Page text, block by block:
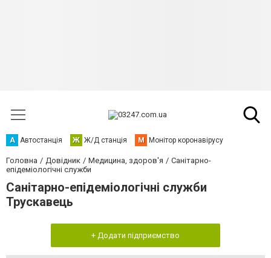
А Автостанція Ж Ж/Д станція М Монітор коронавірусу
Головна Довідник Медицина, здоров'я
Санітарно-
епідеміологічні служби
Санітарно-епідеміологічні служби
Трускавець
+ Додати підприємство